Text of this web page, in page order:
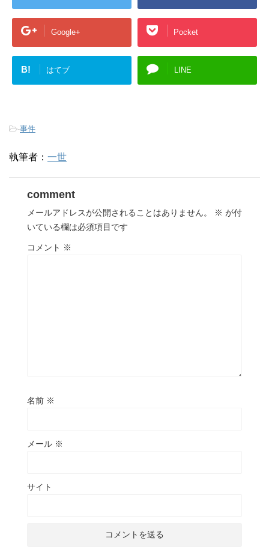
Google+ Pocket
B! はてブ LINE
-事件
執筆者： 一世
comment
メールアドレスが公開されることはありません。 ※ が付
いている欄は必須項目です
コメント ※
名前 ※
メール ※
サイト